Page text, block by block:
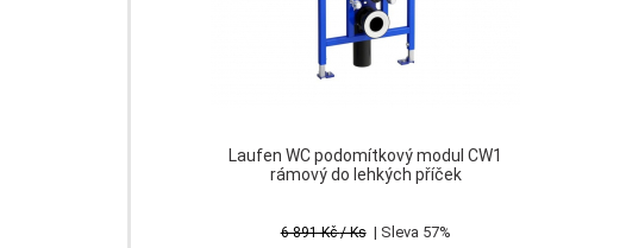
Laufen WC podomítkový modul CW1
rámový do lehkých příček
6 891 Kč/ Ks | Sleva 57%